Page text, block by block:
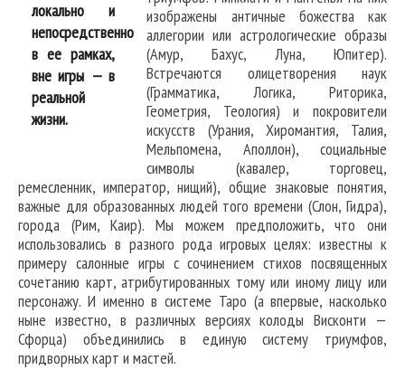
локально и
непосредственно
в ее рамках,
вне игры — в
реальной
жизни.
изображены античные божества как
аллегории или астрологические образы
(Амур, Бахус, Луна, Юпитер).
Встречаются олицетворения наук
(Грамматика, Логика, Риторика,
Геометрия, Теология) и покровители
искусств (Урания, Хиромантия, Талия,
Мельпомена, Аполлон), социальные
символы (кавалер, торговец,
ремесленник, император, нищий), общие знаковые понятия,
важные для образованных людей того времени (Слон, Гидра),
города (Рим, Каир). Мы можем предположить, что они
использовались в разного рода игровых целях: известны к
примеру салонные игры с сочинением стихов посвященных
сочетанию карт, атрибутированных тому или иному лицу или
персонажу. И именно в системе Таро (а впервые, насколько
ныне известно, в различных версиях колоды Висконти —
Сфорца) объединились в единую систему триумфов,
придворных карт и мастей.